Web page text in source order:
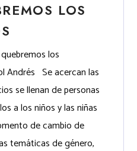
LOS
los
Andrés Se acercan las
se llenan de personas
a los niños y las niñas
de cambio de
temáticas de género,